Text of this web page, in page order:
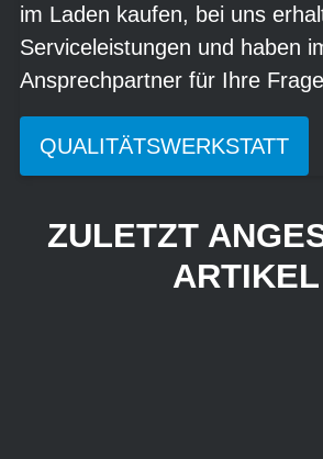
im Laden kaufen, bei uns
Serviceleistungen und haben
Ansprechpartner für Ihre
QUALITÄTSWERKSTATT
ZULETZT
ARTIKEL